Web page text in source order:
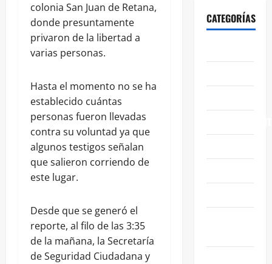
colonia San Juan de Retana,
donde presuntamente
privaron de la libertad a
varias personas.
Hasta el momento no se ha
establecido cuántas
personas fueron llevadas
contra su voluntad ya que
algunos testigos señalan
que salieron corriendo de
este lugar.
Desde que se generó el
reporte, al filo de las 3:35
de la mañana, la Secretaría
de Seguridad Ciudadana y
CATEGORÍAS